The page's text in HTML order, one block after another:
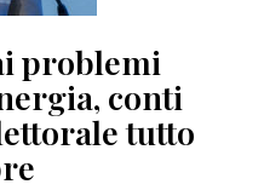
problemi
conti
tutto